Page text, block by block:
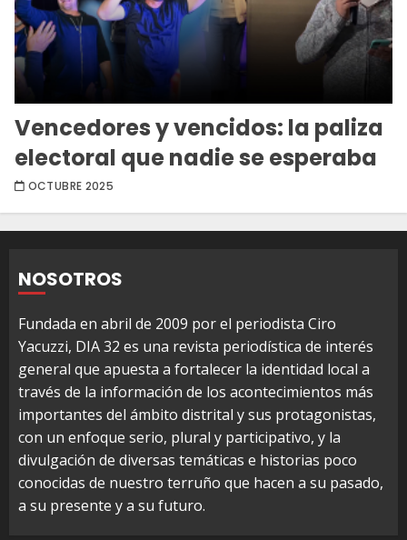
Vencedores y vencidos: la paliza
electoral que nadie se esperaba
OCTUBRE 2025
NOSOTROS
Fundada en abril de 2009 por el periodista Ciro
Yacuzzi, DIA 32 es una revista periodística de interés
general que apuesta a fortalecer la identidad local a
través de la información de los acontecimientos más
importantes del ámbito distrital y sus protagonistas,
con un enfoque serio, plural y participativo, y la
divulgación de diversas temáticas e historias poco
conocidas de nuestro terruño que hacen a su pasado,
a su presente y a su futuro.